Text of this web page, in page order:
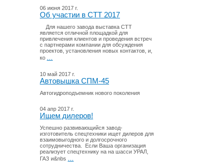
06 июня 2017 г.
Об участии в СТТ 2017
Для нашего завода выставка СТТ
является отличной площадкой для
привлечения клиентов и проведения встреч
с партнерами компании для обсуждения
проектов, установления новых контактов, и,
ко ...
10 май 2017 г.
Автовышка СПМ-45
Автогидроподъемник нового поколения
04 апр 2017 г.
Ищем дилеров!
Успешно развивающийся завод-
изготовитель спецтехники ищет дилеров для
взаимовыгодного и долгосрочного
сотрудничества. Если Ваша организация
реализует спецтехнику на на шасси УРАЛ,
ГАЗ и&nbs ...